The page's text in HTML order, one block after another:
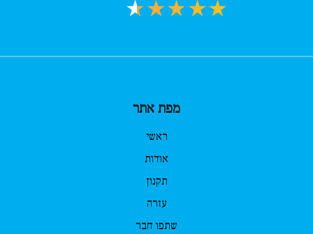
מפת אתר
ראשי
אודות
תקנון
עזרה
שתפו חבר